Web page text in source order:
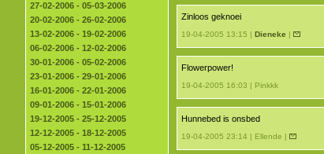
27-02-2006 - 05-03-2006
20-02-2006 - 26-02-2006
13-02-2006 - 19-02-2006
06-02-2006 - 12-02-2006
30-01-2006 - 05-02-2006
23-01-2006 - 29-01-2006
16-01-2006 - 22-01-2006
09-01-2006 - 15-01-2006
19-12-2005 - 25-12-2005
12-12-2005 - 18-12-2005
05-12-2005 - 11-12-2005
Zinloos geknoei
19-04-2005 13:15 | Dieneke |
Flowerpower!
19-04-2005 16:03 | Pinkkk
Hunnebed is onsbed
19-04-2005 23:14 | Ellende |